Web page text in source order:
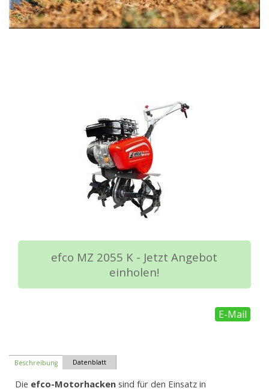
efco MZ 2055 K - Jetzt Angebot
einholen!
E-Mail
Beschreibung Datenblatt
Die efco-Motorhacken sind für den Einsatz in